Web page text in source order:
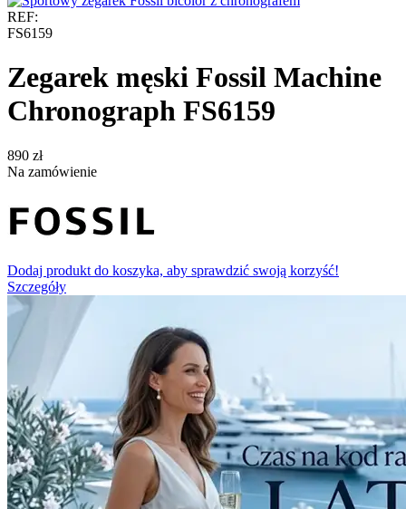
REF:
FS6159
Zegarek męski Fossil Machine
Chronograph FS6159
‍890‍ zł
Na zamówienie
Dodaj produkt do koszyka, aby sprawdzić swoją korzyść!
Szczegóły